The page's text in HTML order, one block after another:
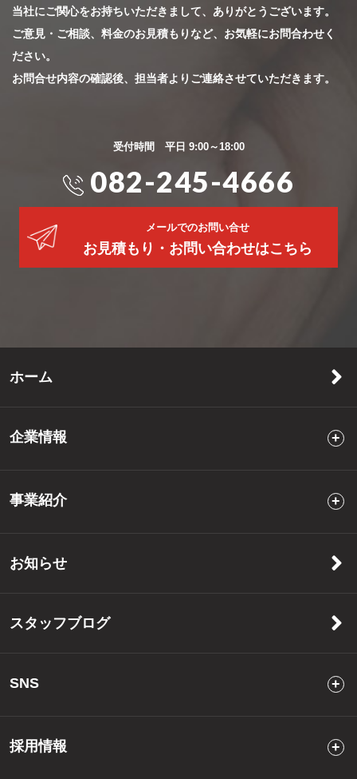
当社にご関心をお持ちいただきまして、ありがとうございます。
ご意見・ご相談、料金のお見積もりなど、お気軽にお問合わせく
ださい。
お問合せ内容の確認後、担当者よりご連絡させていただきます。
受付時間 平日 9:00～18:00
082-245-4666
メールでのお問い合せ
お見積もり・お問い合わせはこちら
ホーム
企業情報
事業紹介
お知らせ
スタッフブログ
SNS
採用情報